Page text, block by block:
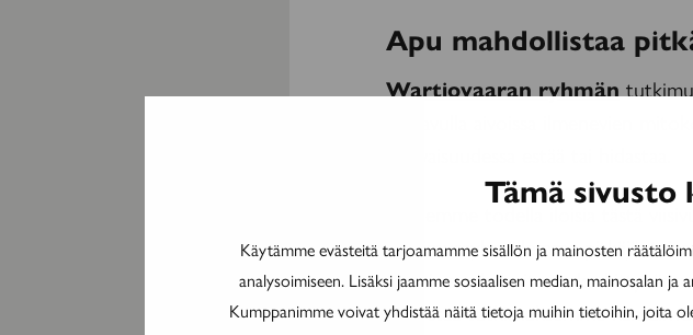
Tämä
Käytämme evästeitä tarjoamamme sisällön ja mainosten
analysoimiseen. Lisäksi jaamme sosiaalisen median, mainosalan
Kumppanimme voivat yhdistää näitä tietoja muihin tietoihin, joita
Apu mahdollistaa
Wartiovaaran ryhmän
– Olemme todella iloisia tästä
tutkimusryhmällemme
kunnia saada hoitoon keskittyvän
korostaa tutkimuksemme